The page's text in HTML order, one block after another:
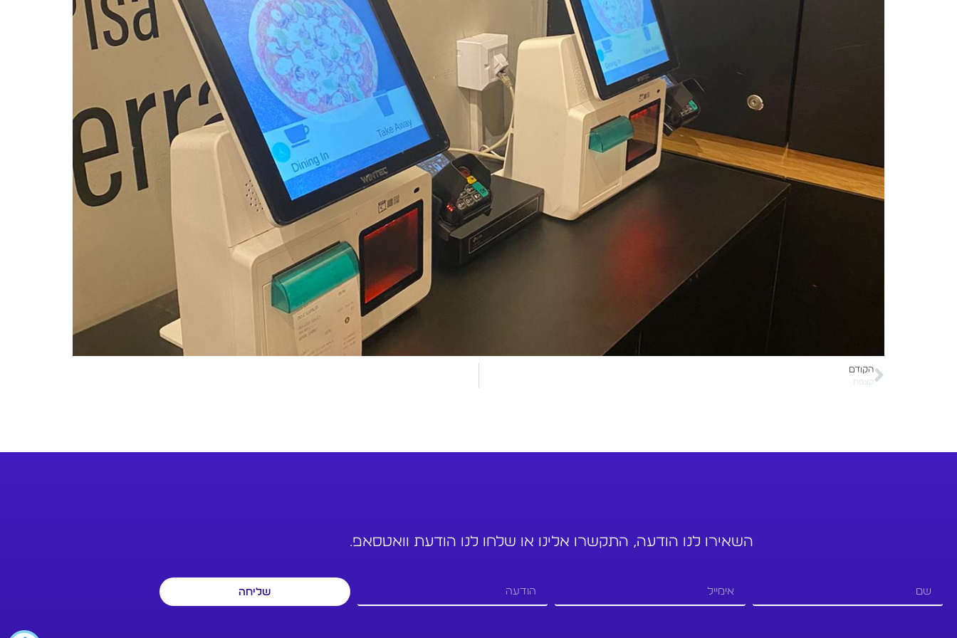
הקודם
קצפת
השאירו לנו הודעה, התקשרו אלינו או שלחו לנו הודעת וואטסאפ.
שליחה